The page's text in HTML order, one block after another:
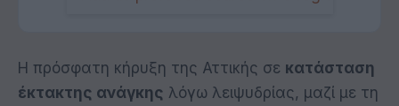
Η πρόσφατη κήρυξη της Αττικής σε κατάσταση
έκτακτης ανάγκης λόγω λειψυδρίας, μαζί με τη